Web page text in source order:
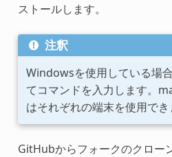
ストールします。
注釈
Windowsを使用している場
てコマンドを入力します。
はそれぞれの端末を使用でき
GitHubからフォークのクロー